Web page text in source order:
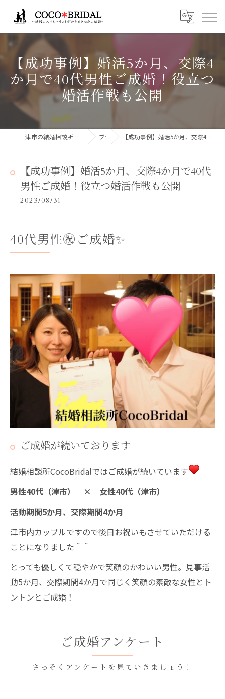
【成功事例】婚活5か月、交際4
か月で40代男性ご成婚！役立つ
婚活作戦も公開
津市の結婚相談所ならCocoBridalココブライダル ブログ 【成功事例】婚活5か月、交際4か月で40代男性ご成婚！役立つ婚活作戦も公開
【成功事例】婚活5か月、交際4か月で40代
男性ご成婚！役立つ婚活作戦も公開
2023/08/31
40代男性㊗ご成婚✨
ご成婚が続いております
結婚相談所CocoBridalではご成婚が続いています
男性40代（津市） × 女性40代（津市）
活動期間5か月、交際期間4か月
津市内カップルですので後日お祝いもさせていただける
ことになりました＾＾
とっても優しくて穏やかで笑顔のかわいい男性。見事活
動5か月、交際期間4か月で同じく笑顔の素敵な女性とト
ントンとご成婚！
ご成婚アンケート
さっそくアンケートを見ていきましょう！